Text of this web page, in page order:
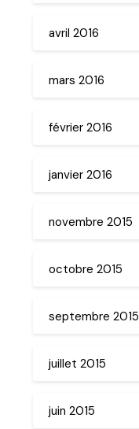
avril 2016
mars 2016
février 2016
janvier 2016
novembre 2015
octobre 2015
septembre 2015
juillet 2015
juin 2015